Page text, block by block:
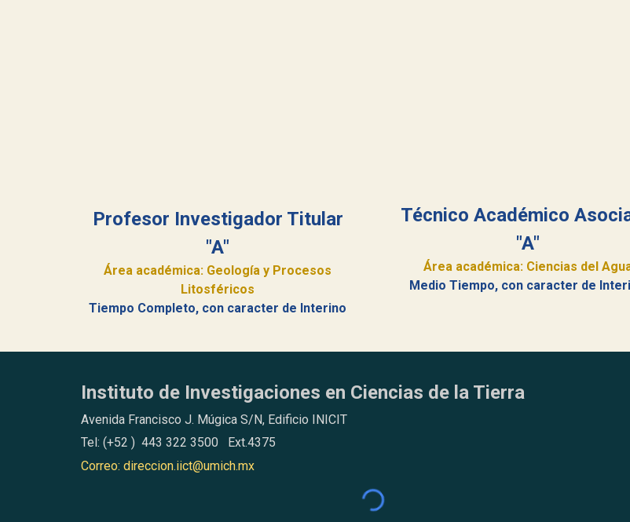
Profesor Investigador Titular
"A"
Área académica: Geología y Procesos
Litosféricos
Tiempo Completo, con caracter de Interino
Técnico Académico
"A"
Área académica: Ciencias del
Medio Tiempo, con caracter de
Instituto de Investigaciones en Ciencias de la Tierra
Avenida Francisco J. Múgica S/N, Edificio INICIT
Tel: (+52 ) 443 322 3500 Ext.4375
Correo: direccion.iict@umich.mx